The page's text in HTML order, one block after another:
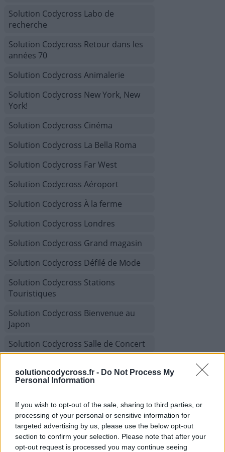
solutioncodycross.fr - Do Not Process My
Personal Information
If you wish to opt-out of the sale, sharing to third parties, or
processing of your personal or sensitive information for
targeted advertising by us, please use the below opt-out
section to confirm your selection. Please note that after your
opt-out request is processed you may continue seeing
Solution Codycross Labo de
recherche
Solution Codycross Retour dans les
années 70
Solution Codycross Animalerie
Solution Codycross New York, New
York!
Solution Codycross Cinéma
Solution Codycross La Bella Roma
Solution Codycross Far West
Solution Codycross Aéroport
Solution Codycross À la ferme
Solution Codycross Londres
Solution Codycross Grand magasin
Solution Codycross Défilé de Mode
Solution Codycross Stations
Touristiques
Solution Codycross Bienvenue au
Japon
Solution Codycross Salle de Concert
télévision
Maison
Solution Codycross Croisière
Solution Codycross Grèce